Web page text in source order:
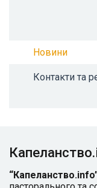
Новини
Контакти та